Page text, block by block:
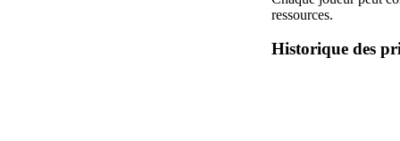
ressources.
Historique des